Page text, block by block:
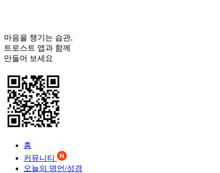
마음을 챙기는 습관,
트로스트 앱과 함께
만들어 보세요
홈
커뮤니티
오늘의 명언/성경